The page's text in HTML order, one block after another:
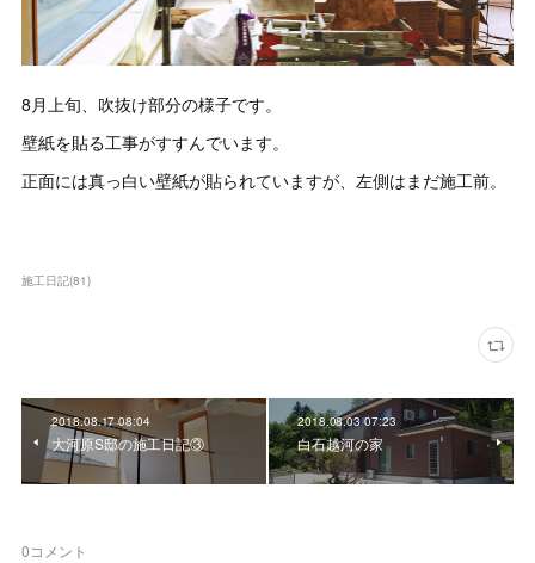
8月上旬、吹抜け部分の様子です。
壁紙を貼る工事がすすんでいます。
正面には真っ白い壁紙が貼られていますが、左側はまだ施工前。
施工日記(81)
2018.08.17 08:04
大河原S邸の施工日記③
2018.08.03 07:23
白石越河の家
0コメント